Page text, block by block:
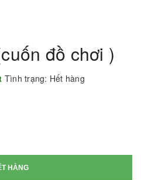
đồ chơi )
Tình trạng: Hết hàng
HÀNG